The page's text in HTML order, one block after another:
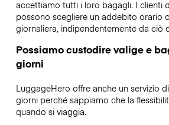
accettiamo tutti i loro bagagli. I clienti
possono scegliere un addebito orario
giornaliera, indipendentemente da ciò
Possiamo custodire valige e
giorni
LuggageHero offre anche un servizio
giorni perché sappiamo che la
quando si viaggia.